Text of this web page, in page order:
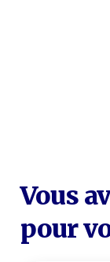
Vous
pour